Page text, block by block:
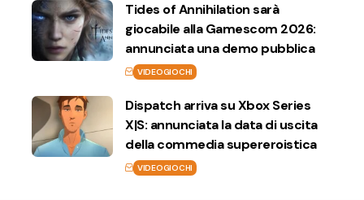
Tides of Annihilation sarà
giocabile alla Gamescom 2026:
annunciata una demo pubblica
VIDEOGIOCHI
Dispatch arriva su Xbox Series
X|S: annunciata la data di uscita
della commedia supereroistica
VIDEOGIOCHI